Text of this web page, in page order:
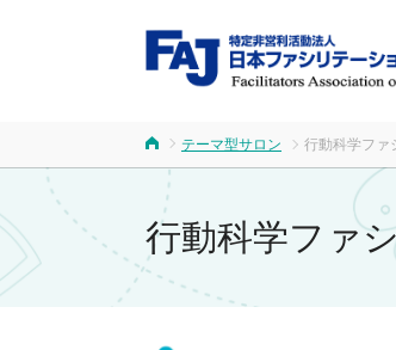
テーマ型サロン 行動科学ファ
行動科学ファ